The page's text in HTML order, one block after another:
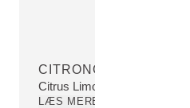
CITRONOLIE
Citrus Limon (Lemon) Peel Oil
LÆS MERE